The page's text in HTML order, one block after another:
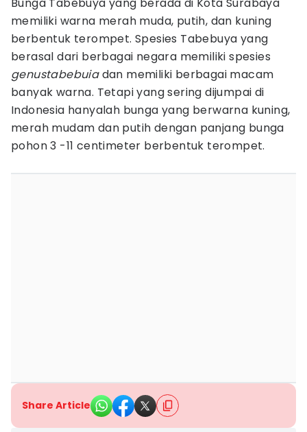
memiliki warna merah muda, putih, dan kuning
berbentuk terompet. Spesies Tabebuya yang
berasal dari berbagai negara memiliki spesies
genustabebuiadan memiliki berbagai macam
banyak warna. Tetapi yang sering dijumpai di
Indonesia hanyalah bunga yang berwarna kuning,
merah mudam dan putih dengan panjang bunga
pohon 3 -11 centimeter berbentuk terompet.
Share Article